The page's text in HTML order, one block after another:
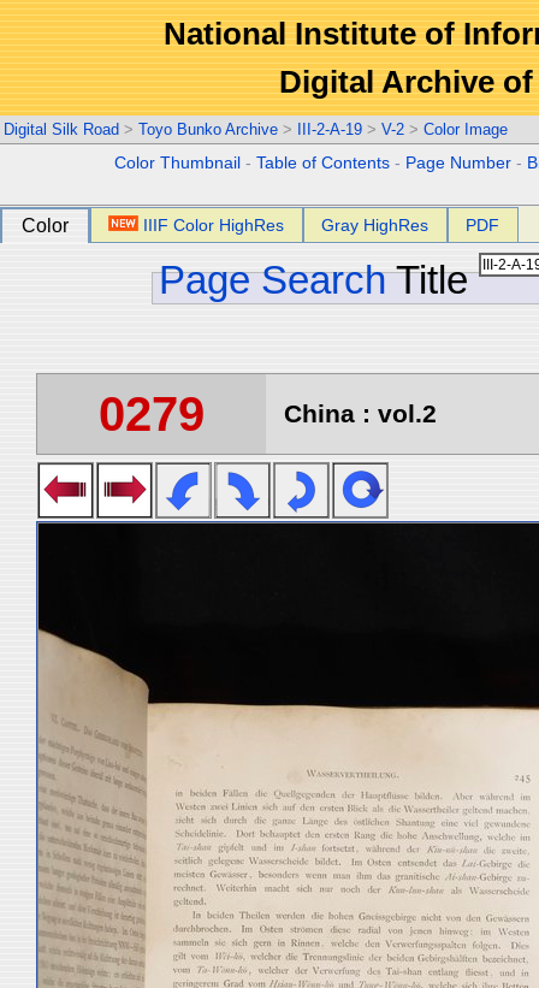
National Institute of
Digital Archive
Digital Silk Road > Toyo Bunko Archive > III-2-A-19 > V-2 > Color Image
Color Thumbnail -Table of Contents - Page Number -
Color IIIF Color HighRes Gray HighRes PDF
Page Search Title
0279 China : vol.2